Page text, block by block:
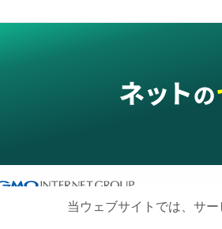
グループサービス当ウェブサイトでは、サ